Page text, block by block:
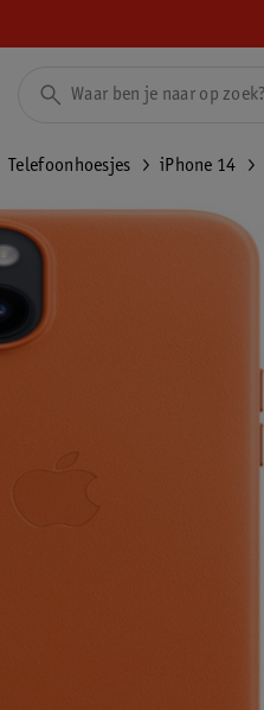
Telefoonhoesjes iPhone 14